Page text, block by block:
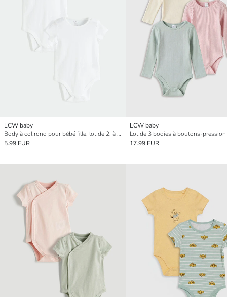
LCW baby
Body à col rond pour bébé fille, lot de 2, à boutons-pression
5.99 EUR
LCW baby
17.99 EUR